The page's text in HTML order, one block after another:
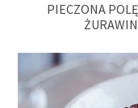
PIECZONA